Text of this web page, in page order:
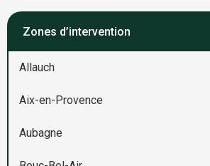
Zones d’intervention
Allauch
Aix-en-Provence
Aubagne